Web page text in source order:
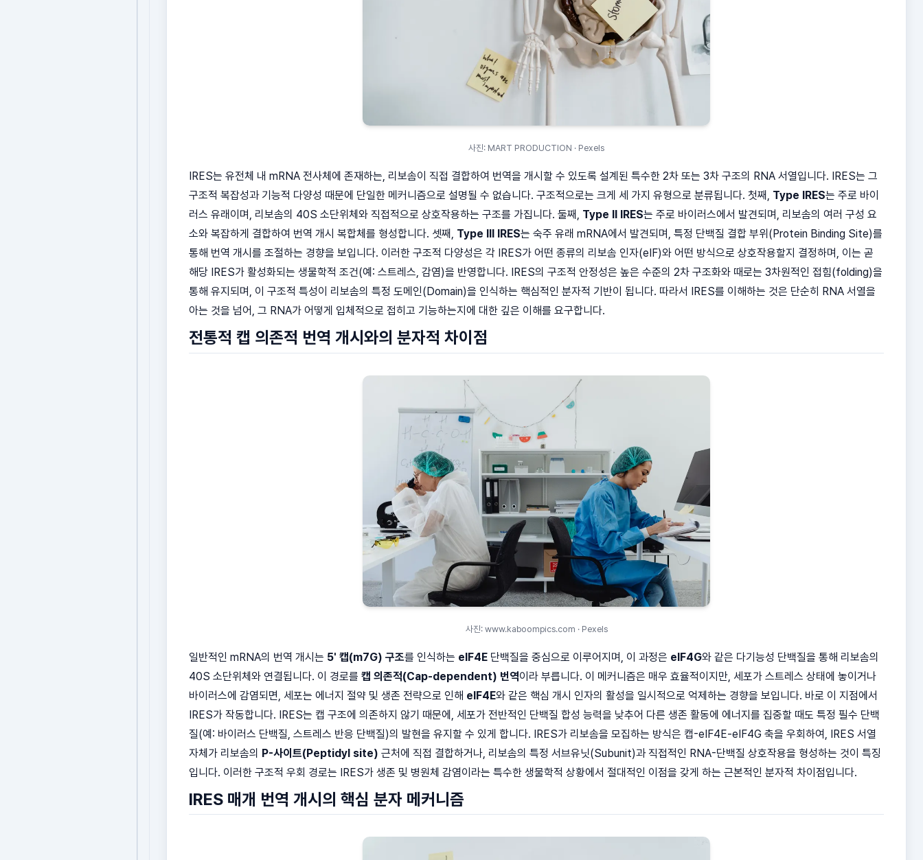
사진: MART PRODUCTION · Pexels
IRES는 유전체 내 mRNA 전사체에 존재하는, 리보솜이 직접 결합하여 번역을 개시할 수 있도록 설계된 특수한 2차 또는 3차 구조의 RNA 서열입니다. IRES는 그
구조적 복잡성과 기능적 다양성 때문에 단일한 메커니즘으로 설명될 수 없습니다. 구조적으로는 크게 세 가지 유형으로 분류됩니다. 첫째, Type IRES는 주로 바이
러스 유래이며, 리보솜의 40S 소단위체와 직접적으로 상호작용하는 구조를 가집니다. 둘째, Type II IRES는 주로 바이러스에서 발견되며, 리보솜의 여러 구성 요
소와 복잡하게 결합하여 번역 개시 복합체를 형성합니다. 셋째, Type III IRES는 숙주 유래 mRNA에서 발견되며, 특정 단백질 결합 부위(Protein Binding Site)를
통해 번역 개시를 조절하는 경향을 보입니다. 이러한 구조적 다양성은 각 IRES가 어떤 종류의 리보솜 인자(eIF)와 어떤 방식으로 상호작용할지 결정하며, 이는 곧
해당 IRES가 활성화되는 생물학적 조건(예: 스트레스, 감염)을 반영합니다. IRES의 구조적 안정성은 높은 수준의 2차 구조화와 때로는 3차원적인 접힘(folding)을
통해 유지되며, 이 구조적 특성이 리보솜의 특정 도메인(Domain)을 인식하는 핵심적인 분자적 기반이 됩니다. 따라서 IRES를 이해하는 것은 단순히 RNA 서열을
아는 것을 넘어, 그 RNA가 어떻게 입체적으로 접히고 기능하는지에 대한 깊은 이해를 요구합니다.
전통적 캡 의존적 번역 개시와의 분자적 차이점
사진: www.kaboompics.com · Pexels
일반적인 mRNA의 번역 개시는 5' 캡(m7G) 구조를 인식하는 eIF4E 단백질을 중심으로 이루어지며, 이 과정은 eIF4G와 같은 다기능성 단백질을 통해 리보솜의
40S 소단위체와 연결됩니다. 이 경로를 캡 의존적(Cap-dependent) 번역이라 부릅니다. 이 메커니즘은 매우 효율적이지만, 세포가 스트레스 상태에 놓이거나
바이러스에 감염되면, 세포는 에너지 절약 및 생존 전략으로 인해 eIF4E와 같은 핵심 개시 인자의 활성을 일시적으로 억제하는 경향을 보입니다. 바로 이 지점에서
IRES가 작동합니다. IRES는 캡 구조에 의존하지 않기 때문에, 세포가 전반적인 단백질 합성 능력을 낮추어 다른 생존 활동에 에너지를 집중할 때도 특정 필수 단백
질(예: 바이러스 단백질, 스트레스 반응 단백질)의 발현을 유지할 수 있게 합니다. IRES가 리보솜을 모집하는 방식은 캡-eIF4E-eIF4G 축을 우회하여, IRES 서열
자체가 리보솜의 P-사이트(Peptidyl site) 근처에 직접 결합하거나, 리보솜의 특정 서브유닛(Subunit)과 직접적인 RNA-단백질 상호작용을 형성하는 것이 특징
입니다. 이러한 구조적 우회 경로는 IRES가 생존 및 병원체 감염이라는 특수한 생물학적 상황에서 절대적인 이점을 갖게 하는 근본적인 분자적 차이점입니다.
IRES 매개 번역 개시의 핵심 분자 메커니즘